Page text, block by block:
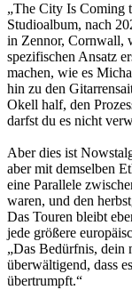
„The City Is Coming
Studioalbum, nach
in Zennor, Cornwall,
spezifischen Ansatz
machen, wie es
hin zu den
Okell half, den
darfst du es nicht
Aber dies ist
aber mit demselben
eine Parallele
waren, und den
Das Touren bleibt
jede größere
„Das Bedürfnis, dein
überwältigend, dass
übertrumpft.“